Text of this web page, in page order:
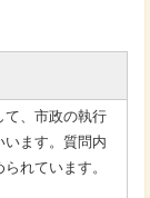
て、市政の執行
ます。質問内
れています。